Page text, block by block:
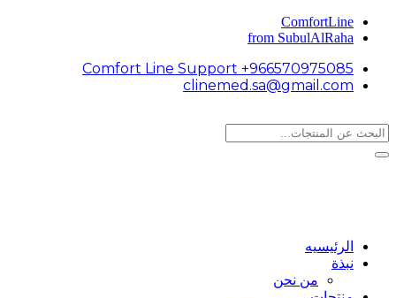
ComfortLine
from SubulAlRaha
Comfort Line Support +966570975085
clinemed.sa@gmail.com
الرئيسيه
نبذة
من نحن